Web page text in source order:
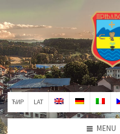
ЋИР LAT
MENU